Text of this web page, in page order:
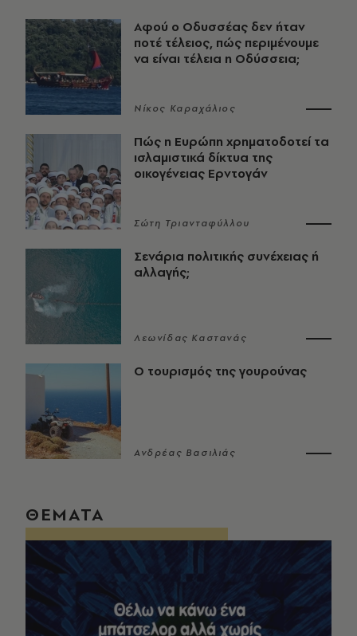
Αφού ο Οδυσσέας δεν ήταν
ποτέ τέλειος, πώς περιμένουμε
να είναι τέλεια η Οδύσσεια;
Νίκος Καραχάλιος
Πώς η Ευρώπη χρηματοδοτεί τα
ισλαμιστικά δίκτυα της
οικογένειας Ερντογάν
Σώτη Τριανταφύλλου
Σενάρια πολιτικής συνέχειας ή
αλλαγής;
Λεωνίδας Καστανάς
Ο τουρισμός της γουρούνας
Ανδρέας Βασιλιάς
ΘΕΜΑΤΑ